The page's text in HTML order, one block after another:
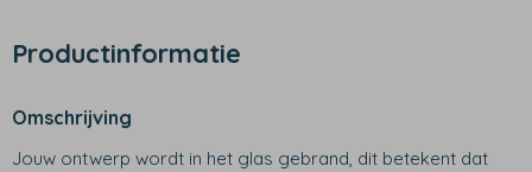
Productinformatie
Omschrijving
Jouw ontwerp wordt in het glas gebrand, dit betekent dat